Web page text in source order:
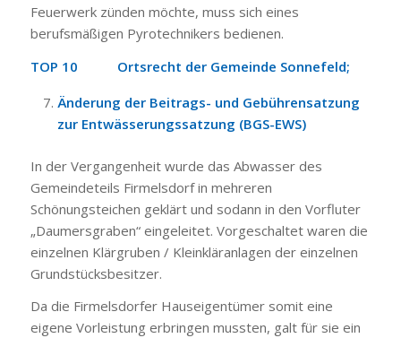
Feuerwerk zünden möchte, muss sich eines
berufsmäßigen Pyrotechnikers bedienen.
TOP 10 Ortsrecht der Gemeinde Sonnefeld;
Änderung der Beitrags- und Gebührensatzung
zur Entwässerungssatzung (BGS-EWS)
In der Vergangenheit wurde das Abwasser des
Gemeindeteils Firmelsdorf in mehreren
Schönungsteichen geklärt und sodann in den Vorfluter
„Daumersgraben“ eingeleitet. Vorgeschaltet waren die
einzelnen Klärgruben / Kleinkläranlagen der einzelnen
Grundstücksbesitzer.
Da die Firmelsdorfer Hauseigentümer somit eine
eigene Vorleistung erbringen mussten, galt für sie ein